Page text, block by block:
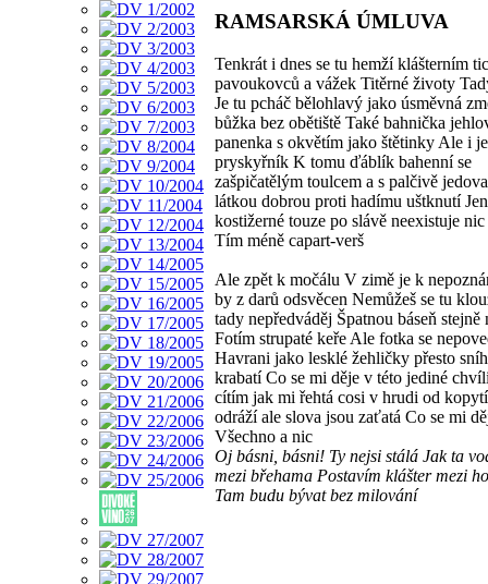
RAMSARSKÁ ÚMLUVA
Tenkrát i dnes se tu hemží klášterním
pavoukovců a vážek Titěrné životy
Je tu pcháč bělohlavý jako úsměvná
bůžka bez obětiště Také bahnička
panenka s okvětím jako štětinky Ale i
pryskyřník K tomu ďáblík bahenní se
zašpičatělým toulcem a s palčivě
látkou dobrou proti hadímu uštknutí
kostižerné touze po slávě neexistuje nic
Tím méně capart-verš
Ale zpět k močálu V zimě je k
by z darů odsvěcen Nemůžeš se tu
tady nepředváděj Špatnou báseň stejně
Fotím strupaté keře Ale fotka se
Havrani jako lesklé žehličky přesto
krabatí Co se mi děje v této jediné
cítím jak mi řehtá cosi v hrudi od
odráží ale slova jsou zaťatá Co se mi
Všechno a nic
Oj básni, básni! Ty nejsi stálá Jak ta
mezi břehama Postavím klášter mezi
Tam budu bývat bez milování